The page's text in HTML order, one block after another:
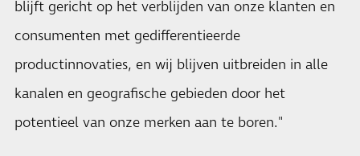
blijft gericht op het verblijden van onze klanten en
consumenten met gedifferentieerde
productinnovaties, en wij blijven uitbreiden in alle
kanalen en geografische gebieden door het
potentieel van onze merken aan te boren."